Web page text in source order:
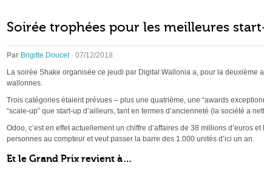
Soirée trophées pour les meilleures
Par Brigitte Doucet· 07/12/2018
La soirée Shake organisée ce jeudi par Digital Wallonia a, pour la
wallonnes.
Trois catégories étaient prévues – plus une quatrième, une “awards
“scale-up” que start-up d’ailleurs, tant en termes d’ancienneté (la société a
Odoo, c’est en effet actuellement un chiffre d’affaires de 38 millions d’euros
personnes au compteur et veut passer la barre des 1.000 unités d’ici un an.
Et le Grand Prix revient à…